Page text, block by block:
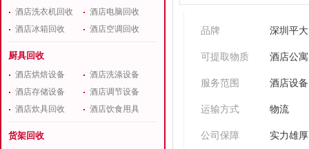
酒店洗衣机回收
酒店电脑回收
酒店冰箱回收
酒店空调回收
厨具回收
酒店烘焙设备
酒店洗涤设备
酒店存储设备
酒店调节设备
酒店炊具回收
酒店饮食用具
货架回收
品牌 深圳平大
可提取物质 酒店公
服务范围
运输方式 物流
公司保障 实力雄厚